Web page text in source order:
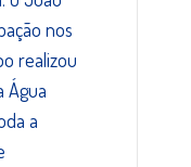
nos
realizou
Água
a